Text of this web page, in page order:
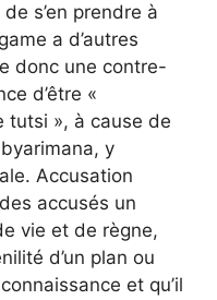
s’en prendre à
a d’autres
donc une contre-
d’être «
tutsi », à cause de
y
Accusation
accusés un
vie et de règne,
d’un plan ou
et qu’il